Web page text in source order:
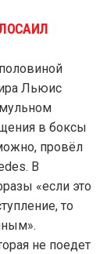
Льюис
в боксы
провёл
В
«если это
то
не поедет